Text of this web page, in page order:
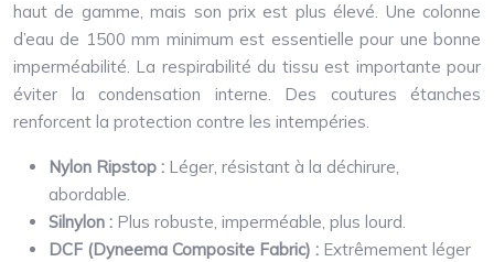
haut de gamme, mais son prix est plus élevé. Une colonne
d’eau de 1500 mm minimum est essentielle pour une bonne
imperméabilité. La respirabilité du tissu est importante pour
éviter la condensation interne. Des coutures étanches
renforcent la protection contre les intempéries.
Nylon Ripstop : Léger, résistant à la déchirure,
abordable.
Silnylon : Plus robuste, imperméable, plus lourd.
DCF (Dyneema Composite Fabric) : Extrêmement léger